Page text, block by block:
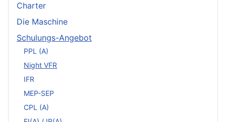
Charter
Die Maschine
Schulungs-Angebot
PPL (A)
Night VFR
IFR
MEP-SEP
CPL (A)